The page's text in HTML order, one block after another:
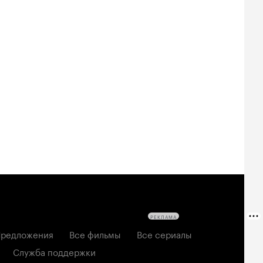
Все фильмы
Все сериалы
Служба поддержки
РЕКЛАМА